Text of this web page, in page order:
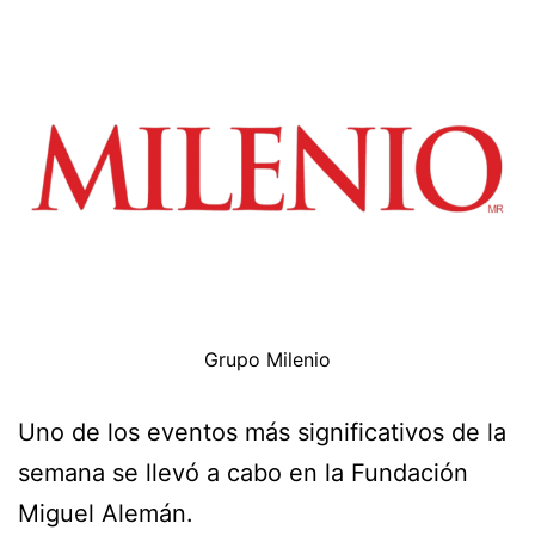
Grupo Milenio
Uno de los eventos más significativos de la
semana se llevó a cabo en la Fundación
Miguel Alemán.